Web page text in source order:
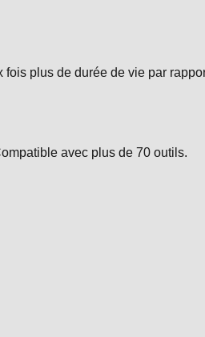
plus de durée de vie par
avec plus de 70 outils.